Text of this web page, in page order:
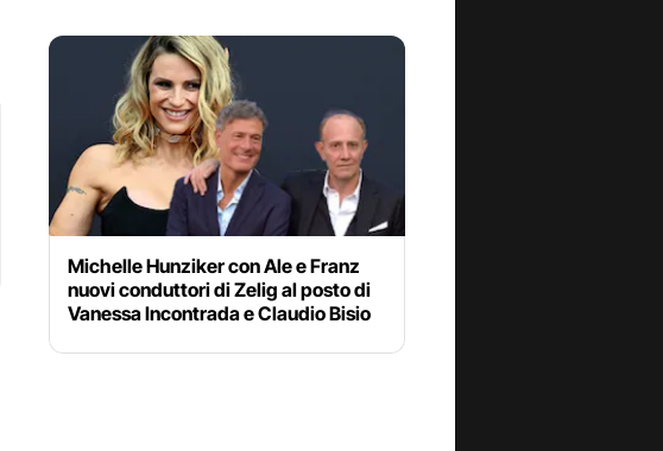
Michelle Hunziker con Ale e Franz
nuovi conduttori di Zelig al posto di
Vanessa Incontrada e Claudio Bisio